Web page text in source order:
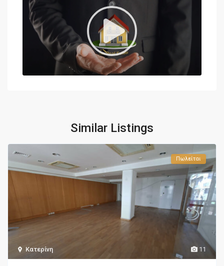
Similar Listings
11
Κατερίνη
Πωλείται